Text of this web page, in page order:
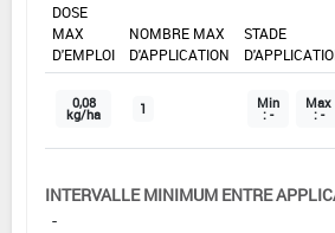
DOSE
MAX
D'EMPLOI
NOMBRE MAX
D'APPLICATION
STADE
0,08
kg/ha 1 Min
: -
Max
: -
INTERVALLE MINIMUM ENTRE
-